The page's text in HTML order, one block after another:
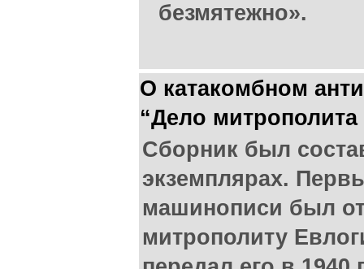
безмятежно».
О катакомбном
“Дело митрополита
Сборник был
экземплярах.
машинописи был
митрополиту